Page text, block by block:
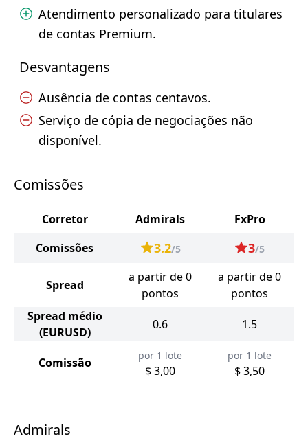
Atendimento personalizado para titulares
de contas Premium.
Desvantagens
Ausência de contas centavos.
Serviço de cópia de negociações não
disponível.
Comissões
Corretor Admirals
FxPro
Comissões
3.2/5 3/5
Spread
a partir de 0
pontos
a partir de 0
pontos
Spread médio
(EURUSD)
0.6 1.5
Comissão por 1 lote
$ 3,00
por 1 lote
$ 3,50
Admirals